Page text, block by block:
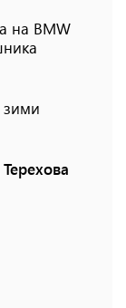
на BMW
зими